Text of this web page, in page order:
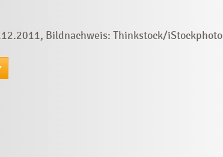
Bildnachweis: Thinkstock/iStockphoto